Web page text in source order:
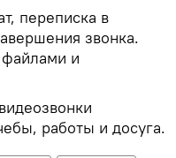
переписка в
звонка.
и
работы и досуга.